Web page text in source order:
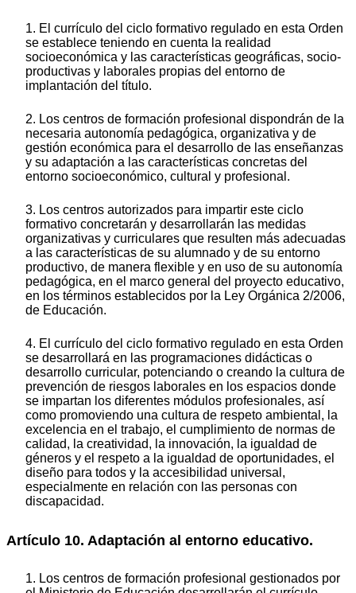
1. El currículo del ciclo formativo regulado en esta Orden
se establece teniendo en cuenta la realidad
socioeconómica y las características geográficas, socio-
productivas y laborales propias del entorno de
implantación del título.
2. Los centros de formación profesional dispondrán de la
necesaria autonomía pedagógica, organizativa y de
gestión económica para el desarrollo de las enseñanzas
y su adaptación a las características concretas del
entorno socioeconómico, cultural y profesional.
3. Los centros autorizados para impartir este ciclo
formativo concretarán y desarrollarán las medidas
organizativas y curriculares que resulten más adecuadas
a las características de su alumnado y de su entorno
productivo, de manera flexible y en uso de su autonomía
pedagógica, en el marco general del proyecto educativo,
en los términos establecidos por la Ley Orgánica 2/2006,
de Educación.
4. El currículo del ciclo formativo regulado en esta Orden
se desarrollará en las programaciones didácticas o
desarrollo curricular, potenciando o creando la cultura de
prevención de riesgos laborales en los espacios donde
se impartan los diferentes módulos profesionales, así
como promoviendo una cultura de respeto ambiental, la
excelencia en el trabajo, el cumplimiento de normas de
calidad, la creatividad, la innovación, la igualdad de
géneros y el respeto a la igualdad de oportunidades, el
diseño para todos y la accesibilidad universal,
especialmente en relación con las personas con
discapacidad.
Artículo 10. Adaptación al entorno educativo.
1. Los centros de formación profesional gestionados por